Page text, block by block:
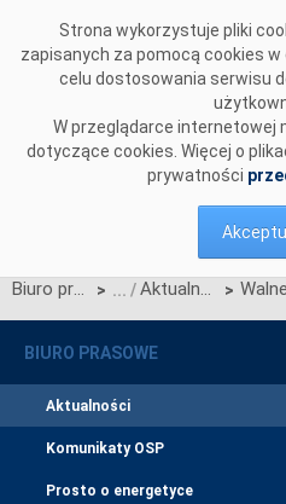
Strona wykorzystuje pliki
zapisanych za pomocą cookies
celu dostosowania serwisu
W przeglądarce internetowej
dotyczące cookies. Więcej o
prywatności
Biuro prasowe > Aktualności >
BIURO PRASOWE
Aktualności
Komunikaty OSP
Prosto o energetyce